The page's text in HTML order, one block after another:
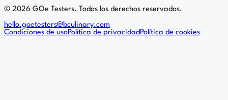
© 2026 GOe Testers. Todos los derechos reservados.
hello.goetesters@bculinary.com
Condiciones de usoPolítica de privacidad Política de cookies